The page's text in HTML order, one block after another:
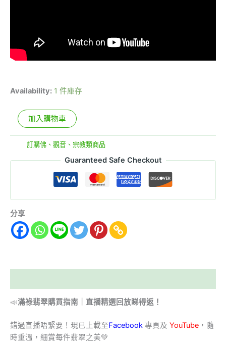
Availability: 1 件庫存
加入購物車
訂購佛、觀音、宗教類商品
Guaranteed Safe Checkout
分享
📣滿祿翡翠購買指南｜直播精選回放睇得返！
錯過直播唔緊要！現已上載至Facebook 專頁及 YouTube ，隨
時重溫，細賞每件翡翠之美💚